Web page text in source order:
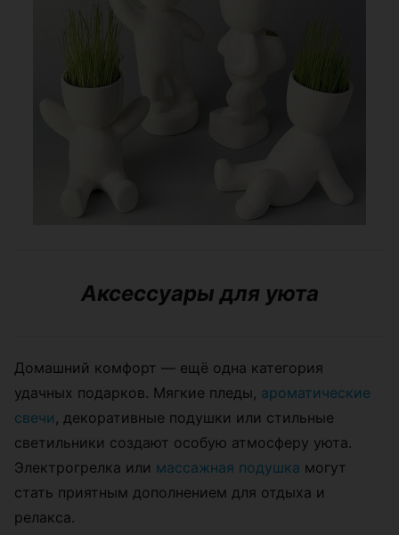
Аксессуары для уюта
Домашний комфорт — ещё одна категория
удачных подарков. Мягкие пледы, ароматические
свечи , декоративные подушки или стильные
светильники создают особую атмосферу уюта.
Электрогрелка или массажная подушка могут
стать приятным дополнением для отдыха и
релакса.